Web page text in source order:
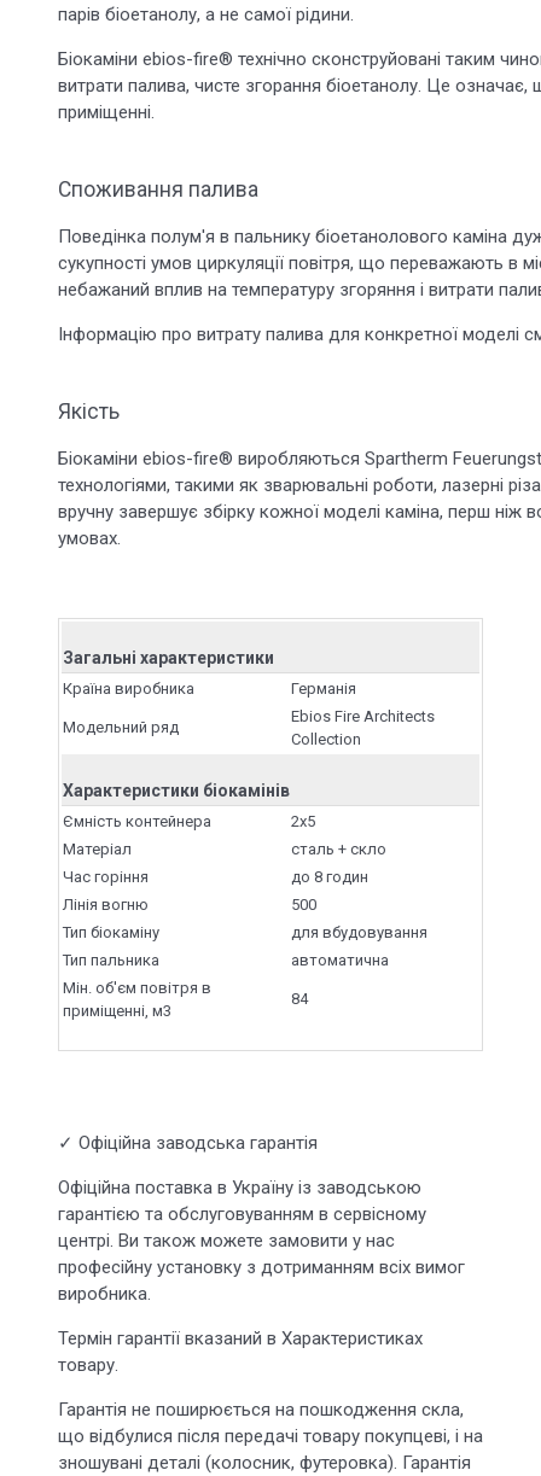
парів біоетанолу, а не самої рідини.
Біокаміни ebios-fire® технічно сконструйовані таким
витрати палива, чисте згорання біоетанолу. Це
приміщенні.
Споживання палива
Поведінка полум'я в пальнику біоетанолового каміна
сукупності умов циркуляції повітря, що переважають в
небажаний вплив на температуру згоряння і витрати
Інформацію про витрату палива для конкретної моделі
Якість
Біокаміни ebios-fire® виробляються Spartherm
технологіями, такими як зварювальні роботи, лазерні
вручну завершує збірку кожної моделі каміна, перш
умовах.
Загальні характеристики
Країна виробника Германія
Модельний ряд
Ebios Fire Architects
Collection
Характеристики біокамінів
Ємність контейнера
2x5
Матеріал
сталь + скло
Час горіння
до 8 годин
Лінія вогню
500
Тип біокаміну
для вбудовування
Тип пальника
автоматична
Мін. об'єм повітря в
приміщенні, м3
84
✓ Офіційна заводська гарантія
Офіційна поставка в Україну із заводською
гарантією та обслуговуванням в сервісному
центрі. Ви також можете замовити у нас
професійну установку з дотриманням всіх вимог
виробника.
Термін гарантії вказаний в Характеристиках
товару.
Гарантія не поширюється на пошкодження скла,
що відбулися після передачі товару покупцеві, і на
зношувані деталі (колосник, футеровка). Гарантія